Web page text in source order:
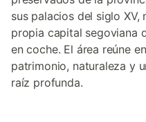
sus palacios del siglo XV,
propia capital segoviana
en coche. El área reúne
patrimonio, naturaleza y
raíz profunda.